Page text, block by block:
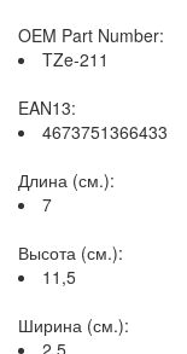
OEM Part Number:
TZe-211
EAN13:
4673751366433
Длина (см.):
7
Высота (см.):
11,5
Ширина (см.):
2,5